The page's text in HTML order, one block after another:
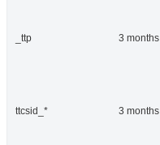
_ttp 3 months
ttcsid_* 3 months